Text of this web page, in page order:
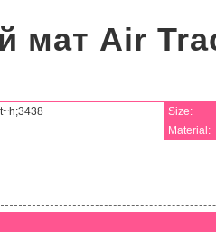
мат Air
Size:
Material: